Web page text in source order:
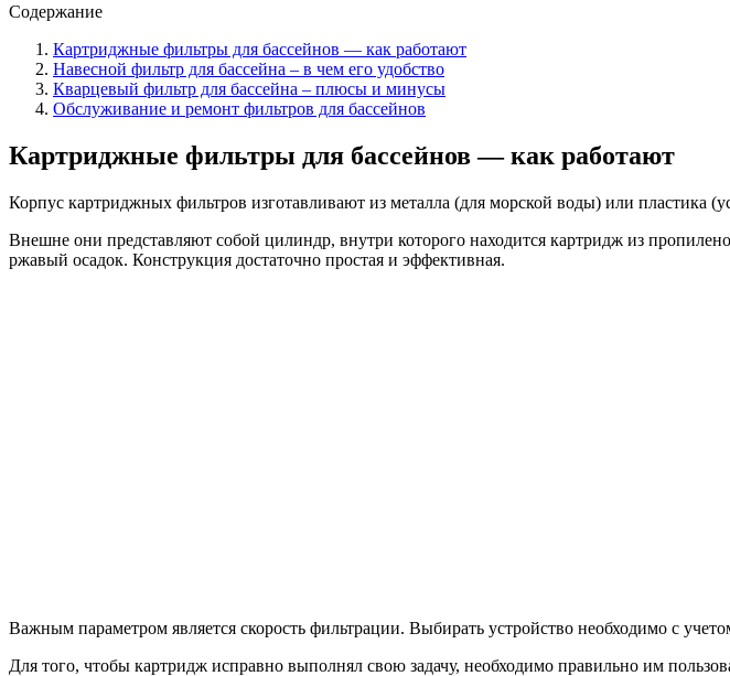
Содержание
Картриджные фильтры для бассейнов — как работают
Навесной фильтр для бассейна – в чем его удобство
Кварцевый фильтр для бассейна – плюсы и минусы
Обслуживание и ремонт фильтров для бассейнов
Картриджные фильтры для бассейнов — как работают
Корпус картриджных фильтров изготавливают из металла (для морской воды) или пластика
Внешне они представляют собой цилиндр, внутри которого находится картридж из
ржавый осадок. Конструкция достаточно простая и эффективная.
Важным параметром является скорость фильтрации. Выбирать устройство необходимо с
Для того, чтобы картридж исправно выполнял свою задачу, необходимо правильно им